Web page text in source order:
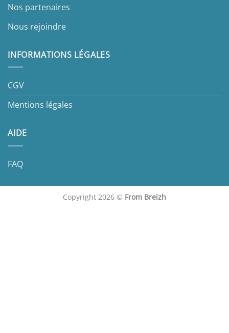
Nos partenaires
Nous rejoindre
INFORMATIONS LÉGALES
CGV
Mentions légales
AIDE
FAQ
Copyright 2026 © From Breizh